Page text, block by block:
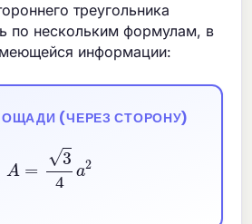
треугольника
по нескольким формулам, в
информации:
(ЧЕРЕЗ СТОРОНУ)
4a